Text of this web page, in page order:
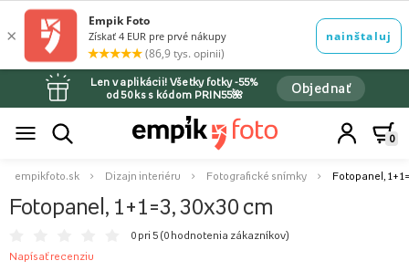
Len v aplikácii! Všetky fotky -55%
od 50 ks s kódom PRIN55🌺
Objednať
0
empikfoto.sk Dizajn interiéru Fotografické snímky Fotopanel,
Fotopanel, 1+1=3, 30x30 cm
0 pri 5 (0 hodnotenia zákazníkov)
Napísať recenziu